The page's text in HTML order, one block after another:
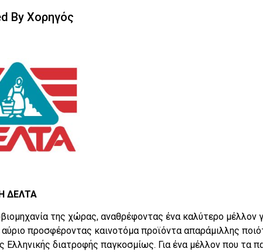
By Χορηγός
ΔΕΛΤΑ
της χώρας, αναθρέφοντας ένα καλύτερο μέλλον
προσφέροντας καινοτόμα προϊόντα απαράμιλλης
διατροφής παγκοσμίως. Για ένα μέλλον που τα